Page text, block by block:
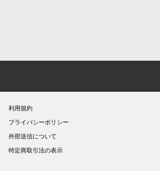
利用規約
プライバシーポリシー
外部送信について
特定商取引法の表示